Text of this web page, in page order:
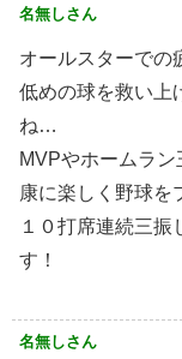
名無しさん
オールスターでの
低めの球を救い上
ね…
MVPやホームラ
康に楽しく野球を
１０打席連続三振
す！
名無しさん